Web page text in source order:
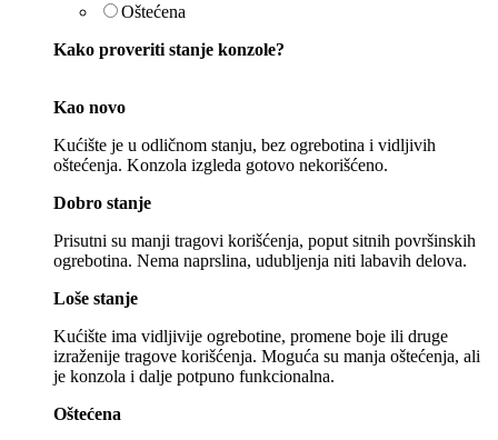
Oštećena
Kako proveriti stanje konzole?
Kao novo
Kućište je u odličnom stanju, bez ogrebotina i vidljivih
oštećenja. Konzola izgleda gotovo nekorišćeno.
Dobro stanje
Prisutni su manji tragovi korišćenja, poput sitnih površinskih
ogrebotina. Nema naprslina, udubljenja niti labavih delova.
Loše stanje
Kućište ima vidljivije ogrebotine, promene boje ili druge
izraženije tragove korišćenja. Moguća su manja oštećenja, ali
je konzola i dalje potpuno funkcionalna.
Oštećena